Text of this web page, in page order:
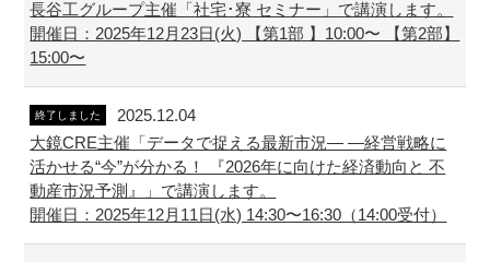
長谷工グループ主催「社宅･寮 セミナー」で講演します。
開催日：2025年12月23日(火) 【第1部 】10:00〜 【第2部】
15:00〜
終了しました
2025.12.04
大鏡CRE主催「データで捉える最新市況― ―経営戦略に
活かせる“今”が分かる！ 『2026年に向けた経済動向と 不
動産市況予測』」で講演します。
開催日：2025年12月11日(水) 14:30〜16:30（14:00受付）